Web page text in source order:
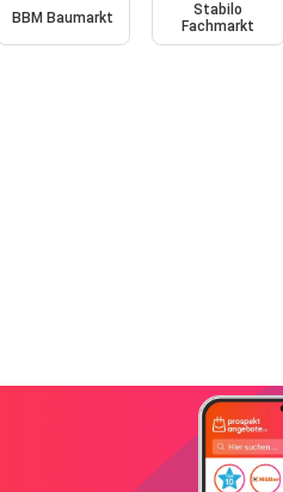
BBM Baumarkt
Stabilo
Fachmarkt